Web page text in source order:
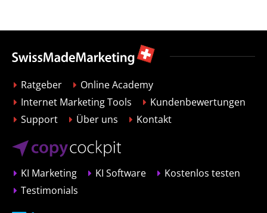
Ratgeber
Online Academy
Internet Marketing Tools
Kundenbewertungen
Support
Über uns Kontakt
KI Marketing KI Software
Kostenlos testen
Testimonials